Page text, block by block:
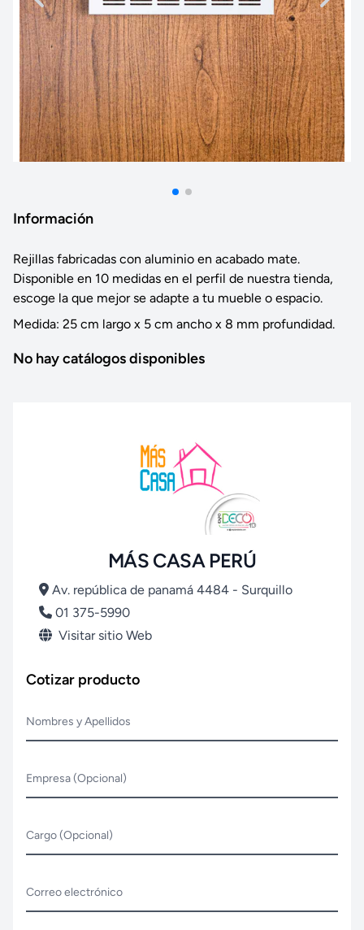
Información
Rejillas fabricadas con aluminio en acabado mate.
Disponible en 10 medidas en el perfil de nuestra tienda,
escoge la que mejor se adapte a tu mueble o espacio.
Medida: 25 cm largo x 5 cm ancho x 8 mm profundidad.
No hay catálogos disponibles
MÁS CASA PERÚ
Av. república de panamá 4484 - Surquillo
01 375-5990
Visitar sitio Web
Cotizar producto
Nombres y Apellidos
Empresa (Opcional)
Cargo (Opcional)
Correo electrónico